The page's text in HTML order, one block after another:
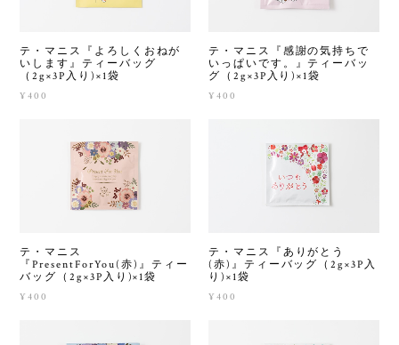
テ・マニス『よろしくおねが
いします』ティーバッグ
（2g×3P入り)×1袋
¥400
テ・マニス『感謝の気持ちで
いっぱいです。』ティーバッ
グ（2g×3P入り)×1袋
¥400
テ・マニス
『PresentForYou(赤)』ティー
バッグ（2g×3P入り)×1袋
¥400
テ・マニス『ありがとう
(赤)』ティーバッグ（2g×3P入
り)×1袋
¥400